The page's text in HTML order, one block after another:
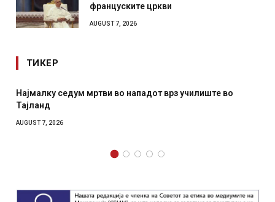
француските цркви
AUGUST 7, 2026
ТИКЕР
Најмалку седум мртви во нападот врз училиште во
Тајланд
AUGUST 7, 2026